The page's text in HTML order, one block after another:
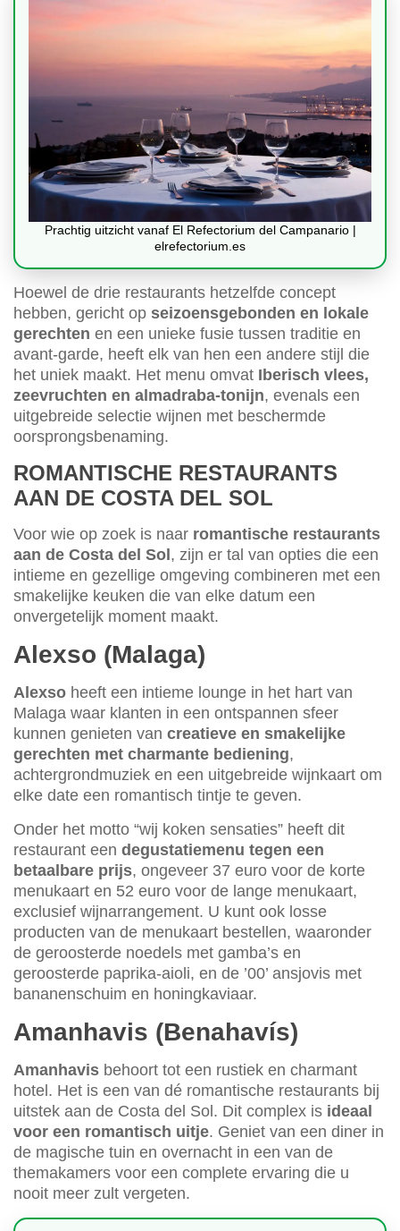
Prachtig uitzicht vanaf El Refectorium del Campanario |
elrefectorium.es
Hoewel de drie restaurants hetzelfde concept
hebben, gericht op seizoensgebonden en lokale
gerechten en een unieke fusie tussen traditie en
avant-garde, heeft elk van hen een andere stijl die
het uniek maakt. Het menu omvat Iberisch vlees,
zeevruchten en almadraba-tonijn, evenals een
uitgebreide selectie wijnen met beschermde
oorsprongsbenaming.
ROMANTISCHE RESTAURANTS
AAN DE COSTA DEL SOL
Voor wie op zoek is naar romantische restaurants
aan de Costa del Sol , zijn er tal van opties die een
intieme en gezellige omgeving combineren met een
smakelijke keuken die van elke datum een
onvergetelijk moment maakt.
Alexso (Malaga)
Alexso heeft een intieme lounge in het hart van
Malaga waar klanten in een ontspannen sfeer
kunnen genieten van creatieve en smakelijke
gerechten met charmante bediening,
achtergrondmuziek en een uitgebreide wijnkaart om
elke date een romantisch tintje te geven.
Onder het motto “wij koken sensaties” heeft dit
restaurant een degustatiemenu tegen een
betaalbare prijs, ongeveer 37 euro voor de korte
menukaart en 52 euro voor de lange menukaart,
exclusief wijnarrangement. U kunt ook losse
producten van de menukaart bestellen, waaronder
de geroosterde noedels met gamba’s en
geroosterde paprika-aioli, en de ’00’ ansjovis met
bananenschuim en honingkaviaar.
Amanhavis (Benahavís)
Amanhavis behoort tot een rustiek en charmant
hotel. Het is een van dé romantische restaurants bij
uitstek aan de Costa del Sol. Dit complex is ideaal
voor een romantisch uitje. Geniet van een diner in
de magische tuin en overnacht in een van de
themakamers voor een complete ervaring die u
nooit meer zult vergeten.